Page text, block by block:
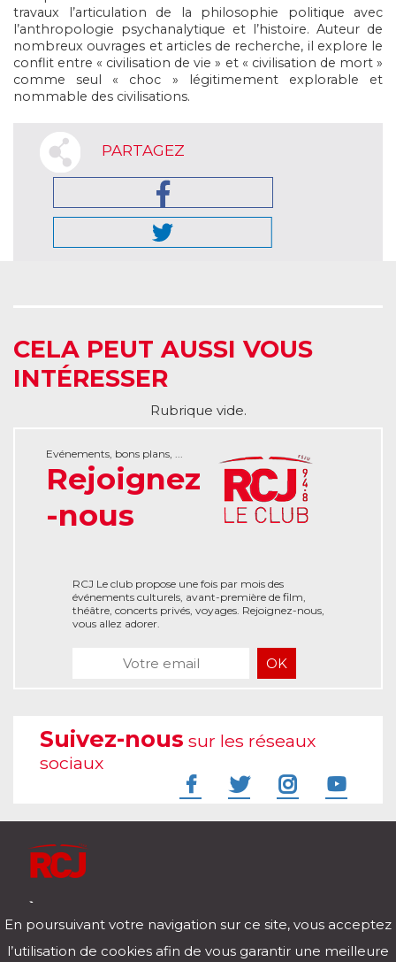
travaux l’articulation de la philosophie politique avec
l’anthropologie psychanalytique et l’histoire. Auteur de
nombreux ouvrages et articles de recherche, il explore le
conflit entre « civilisation de vie » et « civilisation de mort »
comme seul « choc » légitimement explorable et
nommable des civilisations.
PARTAGEZ
CELA PEUT AUSSI VOUS
INTÉRESSER
Rubrique vide.
Evénements, bons plans, ...
Rejoignez
-nous
RCJ Le club propose une fois par mois des
événements culturels, avant-première de film,
théâtre, concerts privés, voyages. Rejoignez-nous,
vous allez adorer.
Suivez-nous sur les réseaux
sociaux
Télécharger notre application pour iOs et Android
En poursuivant votre navigation sur ce site, vous acceptez
l’utilisation de cookies afin de vous garantir une meilleure